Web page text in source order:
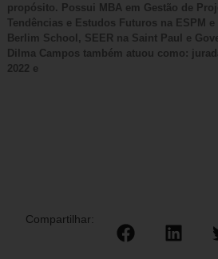
propósito. Possui MBA em Gestão de
Tendências e Estudos Futuros na ESPM
Berlim School, SEER na Saint Paul e
Dilma Campos também atuou como:
2022 e
Compartilhar: